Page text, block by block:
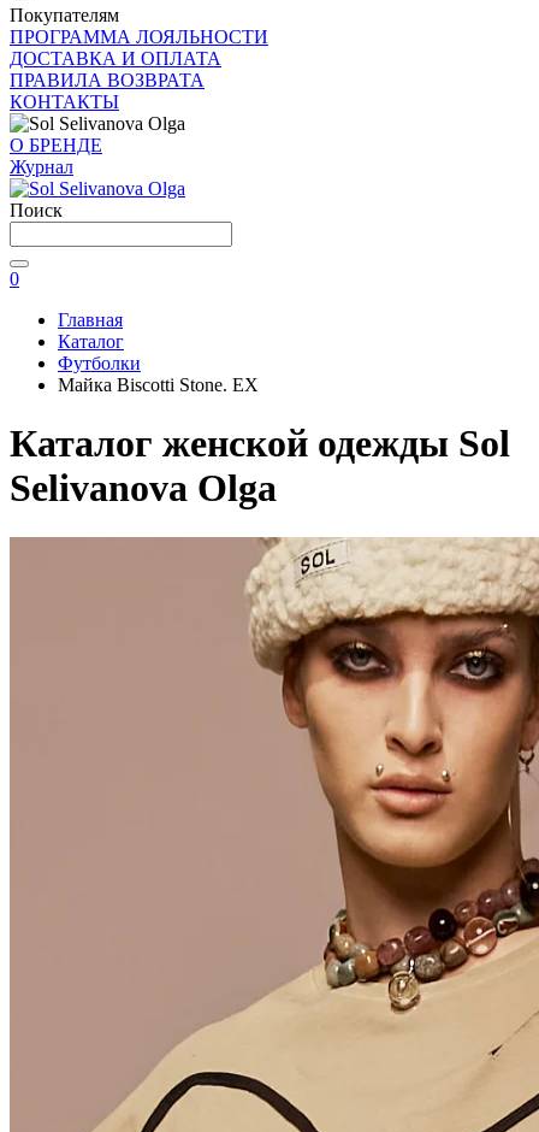
Покупателям
ПРОГРАММА ЛОЯЛЬНОСТИ
ДОСТАВКА И ОПЛАТА
ПРАВИЛА ВОЗВРАТА
КОНТАКТЫ
О БРЕНДЕ
Журнал
Поиск
0
Главная
Каталог
Футболки
Майка Biscotti Stone. EX
Каталог женской одежды Sol
Selivanova Olga